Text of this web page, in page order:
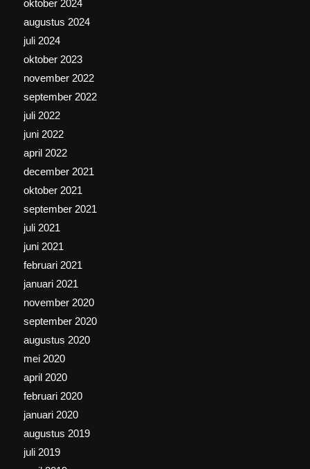
oktober 2024
augustus 2024
juli 2024
oktober 2023
november 2022
september 2022
juli 2022
juni 2022
april 2022
december 2021
oktober 2021
september 2021
juli 2021
juni 2021
februari 2021
januari 2021
november 2020
september 2020
augustus 2020
mei 2020
april 2020
februari 2020
januari 2020
augustus 2019
juli 2019